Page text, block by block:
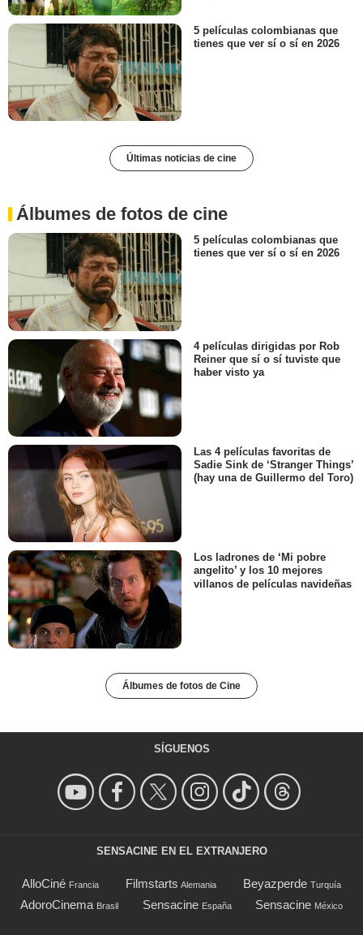
5 películas colombianas que
tienes que ver sí o sí en 2026
Últimas noticias de cine
Álbumes de fotos de cine
5 películas colombianas que
tienes que ver sí o sí en 2026
4 películas dirigidas por Rob
Reiner que sí o sí tuviste que
haber visto ya
Las 4 películas favoritas de
Sadie Sink de ‘Stranger Things’
(hay una de Guillermo del Toro)
Los ladrones de ‘Mi pobre
angelito’ y los 10 mejores
villanos de películas navideñas
Álbumes de fotos de Cine
SÍGUENOS
SENSACINE EN EL EXTRANJERO
AlloCiné Francia Filmstarts Alemania Beyazperde Turquía
AdoroCinema Brasil Sensacine España Sensacine México